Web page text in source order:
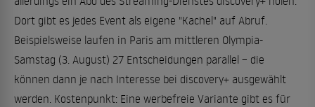
Dort gibt es jedes Event als eigene "Kachel" auf Abruf.
Beispielsweise laufen in Paris am mittleren Olympia-
Samstag (3. August) 27 Entscheidungen parallel – die
können dann je nach Interesse bei discovery+ ausgewählt
werden. Kostenpunkt: Eine werbefreie Variante gibt es für